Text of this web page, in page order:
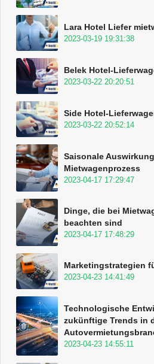
Lara Hotel Liefer
2023-03-19 19:31:38
Belek Hotel-
2023-03-22 20:20:51
Side Hotel-
2023-03-22 20:52:14
Saisonale
Mietwagenprozess
2023-04-17 17:29:47
Dinge, die bei
beachten sind
2023-04-17 17:48:29
Marketingstrategien
2023-04-23 14:41:49
Technologische
zukünftige Trends in
2023-04-23 14:55:11